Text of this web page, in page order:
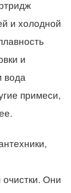
и холодной
и
вода
примеси,
очистки. Они